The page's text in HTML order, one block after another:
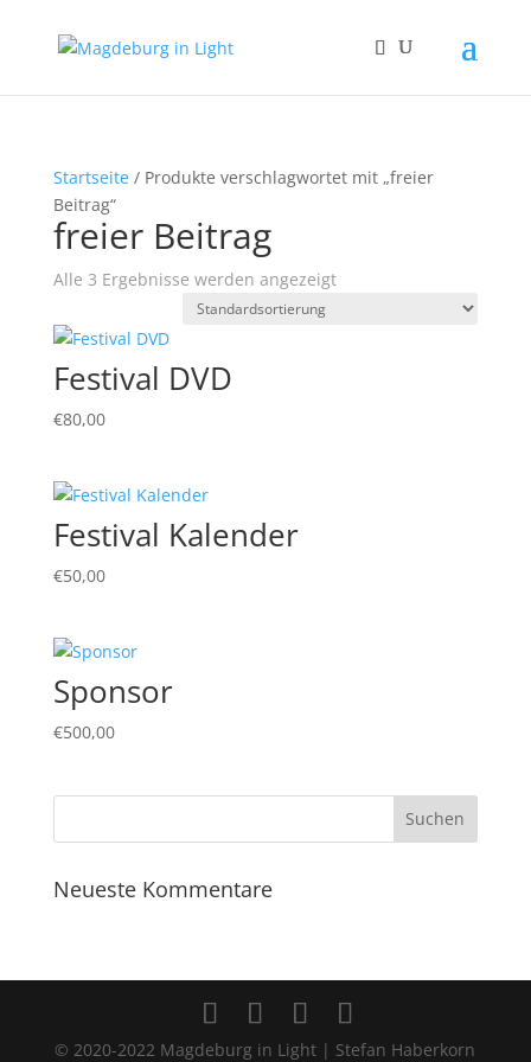
Startseite/ Produkte verschlagwortet mit „freier
Beitrag“
freier Beitrag
Alle 3 Ergebnisse werden angezeigt
Festival DVD
€80,00
Festival Kalender
€50,00
Sponsor
€500,00
Neueste Kommentare
© 2020-2022 Magdeburg in Light | Stefan Haberkorn